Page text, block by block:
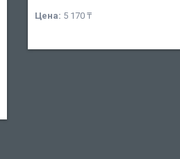
Цена: 5 170 ₸